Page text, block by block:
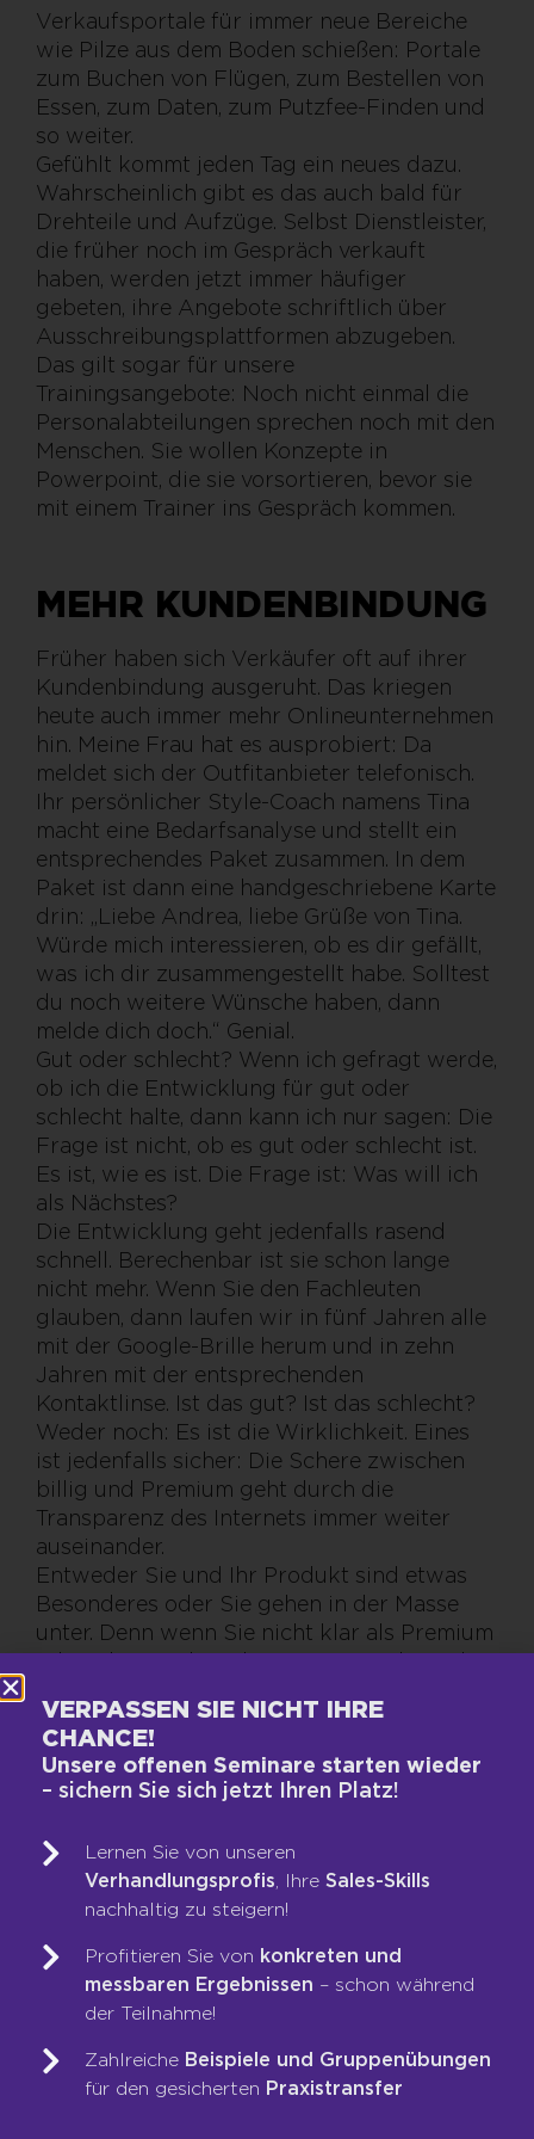
Verkaufsportale für immer neue Bereiche
wie Pilze aus dem Boden schießen: Portale
zum Buchen von Flügen, zum Bestellen von
Essen, zum Daten, zum Putzfee-Finden und
so weiter.
Gefühlt kommt jeden Tag ein neues dazu.
Wahrscheinlich gibt es das auch bald für
Drehteile und Aufzüge. Selbst Dienstleister,
die früher noch im Gespräch verkauft
haben, werden jetzt immer häufiger
gebeten, ihre Angebote schriftlich über
Ausschreibungsplattformen abzugeben.
Das gilt sogar für unsere
Trainingsangebote: Noch nicht einmal die
Personalabteilungen sprechen noch mit den
Menschen. Sie wollen Konzepte in
Powerpoint, die sie vorsortieren, bevor sie
mit einem Trainer ins Gespräch kommen.
MEHR KUNDENBINDUNG
Früher haben sich Verkäufer oft auf ihrer
Kundenbindung ausgeruht. Das kriegen
heute auch immer mehr Onlineunternehmen
hin. Meine Frau hat es ausprobiert: Da
meldet sich der Outfitanbieter telefonisch.
Ihr persönlicher Style-Coach namens Tina
macht eine Bedarfsanalyse und stellt ein
entsprechendes Paket zusammen. In dem
Paket ist dann eine handgeschriebene Karte
drin: „Liebe Andrea, liebe Grüße von Tina.
Würde mich interessieren, ob es dir gefällt,
was ich dir zusammengestellt habe. Solltest
du noch weitere Wünsche haben, dann
melde dich doch.“ Genial.
Gut oder schlecht? Wenn ich gefragt werde,
ob ich die Entwicklung für gut oder
schlecht halte, dann kann ich nur sagen: Die
Frage ist nicht, ob es gut oder schlecht ist.
Es ist, wie es ist. Die Frage ist: Was will ich
als Nächstes?
Die Entwicklung geht jedenfalls rasend
schnell. Berechenbar ist sie schon lange
nicht mehr. Wenn Sie den Fachleuten
glauben, dann laufen wir in fünf Jahren alle
mit der Google-Brille herum und in zehn
Jahren mit der entsprechenden
Kontaktlinse. Ist das gut? Ist das schlecht?
Weder noch: Es ist die Wirklichkeit. Eines
ist jedenfalls sicher: Die Schere zwischen
billig und Premium geht durch die
Transparenz des Internets immer weiter
auseinander.
Entweder Sie und Ihr Produkt sind etwas
Besonderes oder Sie gehen in der Masse
unter. Denn wenn Sie nicht klar als Premium
erkennbar sind, sind Sie raus. Es gibt in den
im Preis unterbieten wird. Premium ist für
mich: Das, was den Unterschied macht.
Also: das Besondere an Ihrem Angebot. Und
hallo: Das sind Sie als Verkäufer!
HEB DICH AB
Kürzlich war ich bei einem Schweizer
Luftfahrtkonzern und der Chef sagte zu mir
im Briefing: „Herr Limbeck, bei uns kostet
bieten die Ingenieurstunde für 30 Dollar an.“
Wenn es durch Globalisierung und
VERPASSEN SIE NICHT IHRE
CHANCE!
Unsere offenen Seminare starten wieder
– sichern Sie sich jetzt Ihren Platz!
Lernen Sie von unseren
Verhandlungsprofis , IhreSales-Skills
nachhaltig zu steigern!
Profitieren Sie von konkreten und
messbaren Ergebnissen – schon während
der Teilnahme!
Zahlreiche Beispiele und Gruppenübungen
für den gesicherten Praxistransfer